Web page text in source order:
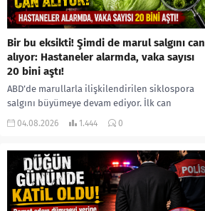
Bir bu eksikti! Şimdi de marul salgını can
alıyor: Hastaneler alarmda, vaka sayısı
20 bini aştı!
ABD’de marullarla ilişkilendirilen siklospora
salgını büyümeye devam ediyor. İlk can
kayıplarının yaşandığı salgında vaka sayısının
04.08.2026 1.444 0